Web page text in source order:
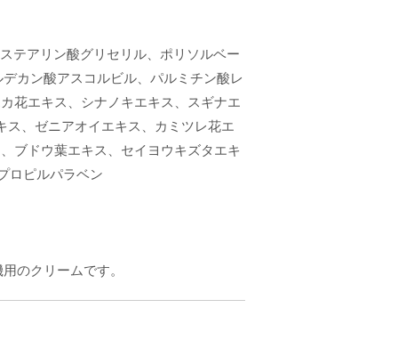
テアリン酸グリセリル、ポリソルベー
カン酸アスコルビル、パルミチン酸レ
花エキス、シナノキエキス、スギナエ
、ゼニアオイエキス、カミツレ花エ
ブドウ葉エキス、セイヨウキズタエキ
ロピルパラベン
のクリームです。